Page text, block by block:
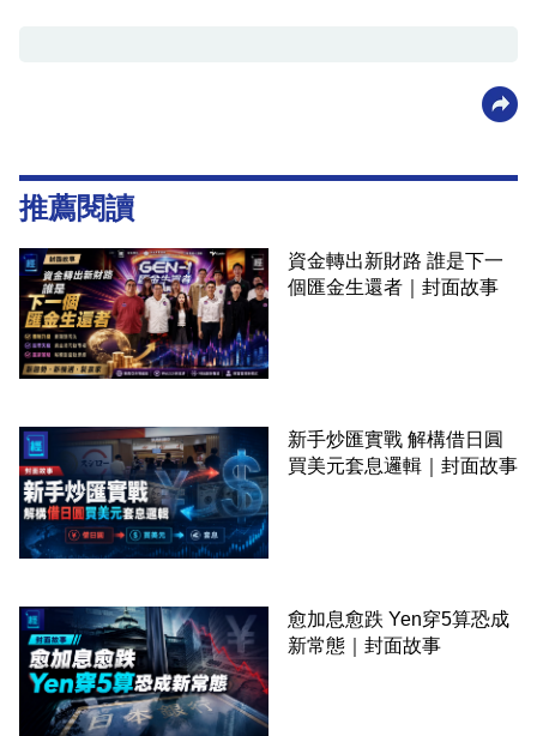
推薦閱讀
資金轉出新財路 誰是下一
個匯金生還者｜封面故事
新手炒匯實戰 解構借日圓
買美元套息邏輯｜封面故事
愈加息愈跌 Yen穿5算恐成
新常態｜封面故事